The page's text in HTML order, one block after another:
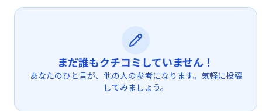
まだ誰もクチコミしていません！
あなたのひと言が、他の人の参考になります。気軽に投稿
してみましょう。